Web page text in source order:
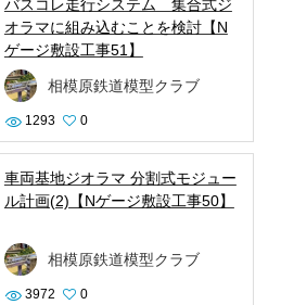
バスコレ走行システム 集合式ジ
オラマに組み込むことを検討【N
ゲージ敷設工事51】
相模原鉄道模型クラブ
1293 0
車両基地ジオラマ 分割式モジュー
ル計画(2)【Nゲージ敷設工事50】
相模原鉄道模型クラブ
3972 0